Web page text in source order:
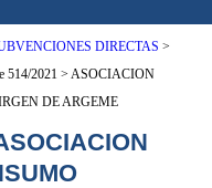
DIRECTAS >
514/2021 > ASOCIACION
DE ARGEME